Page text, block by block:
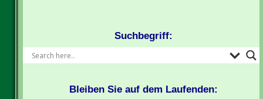
Suchbegriff:
Bleiben Sie auf dem Laufenden: